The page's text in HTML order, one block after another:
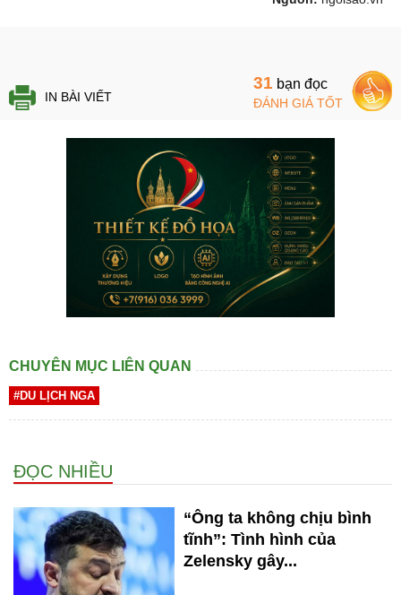
IN BÀI VIẾT
31 bạn đọc
ĐÁNH GIÁ TỐT
CHUYÊN MỤC LIÊN QUAN
#DU LỊCH NGA
ĐỌC NHIỀU
“Ông ta không chịu bình
tĩnh”: Tình hình của
Zelensky gây...